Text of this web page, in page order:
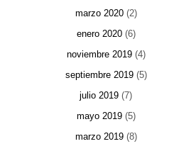
marzo 2020(2)
enero 2020(6)
noviembre 2019(4)
septiembre 2019(5)
julio 2019 (7)
mayo 2019(5)
marzo 2019(8)